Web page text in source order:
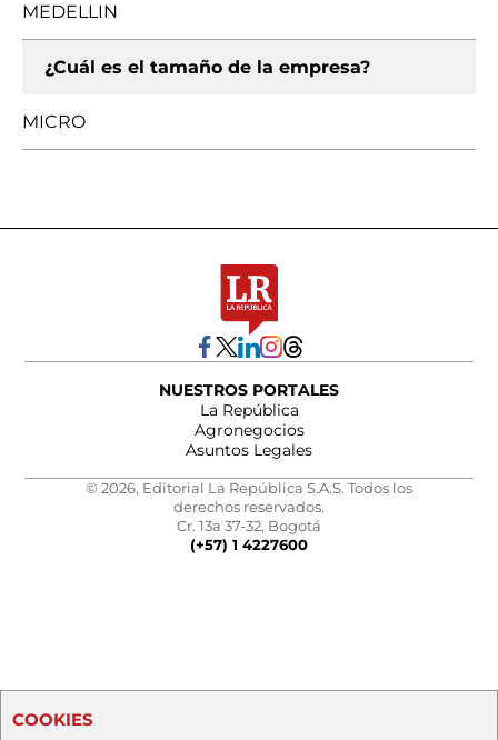
MEDELLIN
¿Cuál es el tamaño de la empresa?
MICRO
NUESTROS PORTALES
La República
Agronegocios
Asuntos Legales
© 2026, Editorial La República S.A.S. Todos los
derechos reservados.
Cr. 13a 37-32, Bogotá
(+57) 1 4227600
COOKIES